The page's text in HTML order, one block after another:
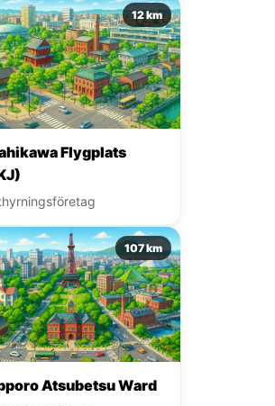
12 km
Flygplats
107 km
Atsubetsu Ward